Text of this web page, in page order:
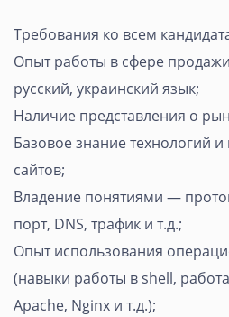
Требования ко всем
Опыт работы в сфере
русский, украинский язык;
Наличие представления о
Базовое знание технологий
сайтов;
Владение понятиями —
порт, DNS, трафик и т.д.;
Опыт использования
(навыки работы в shell,
Apache, Nginx и т.д.);